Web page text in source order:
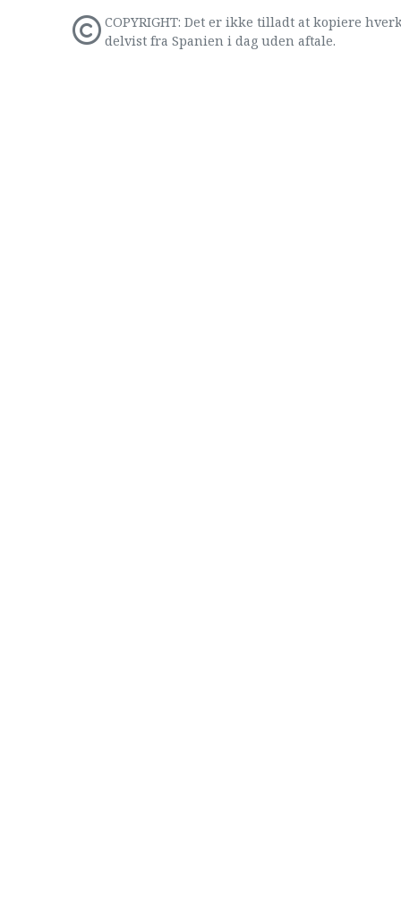
COPYRIGHT: Det er ikke tilladt at kopiere
delvist fra Spanien i dag uden aftale.